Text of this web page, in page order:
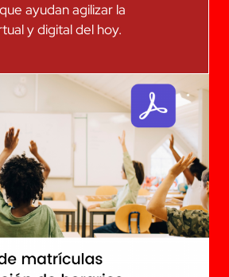
ayudan agilizar la
y digital del hoy.